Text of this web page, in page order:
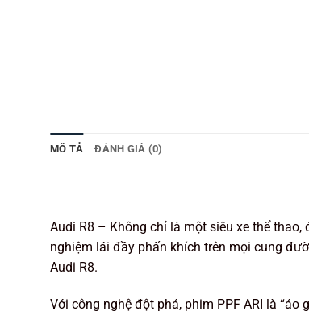
MÔ TẢ ĐÁNH GIÁ (0)
Audi R8 – Không chỉ là một siêu xe thể
nghiệm lái đầy phấn khích trên mọi cung
Audi R8.
Với công nghệ đột phá, phim PPF ARI là